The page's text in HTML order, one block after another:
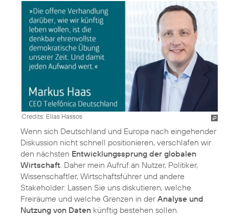
Credits: Elias Hassos
Wenn sich Deutschland und Europa nach eingehender
Diskussion nicht schnell positionieren, verschlafen wir
den nächsten Entwicklungssprung der globalen
Wirtschaft. Daher mein Aufruf an Nutzer, Politiker,
Wissenschaftler, Wirtschaftsführer und andere
Stakeholder: Lassen Sie uns diskutieren, welche
Freiräume und welche Grenzen in derAnalyse und
Nutzung von Daten künftig bestehen sollen.